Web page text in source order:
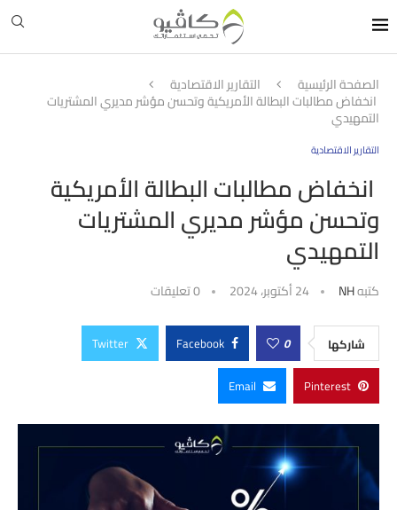
الصفحة الرئيسية التقارير الاقتصادية
انخفاض مطالبات البطالة الأمريكية وتحسن مؤشر مديري المشتريات
التمهيدي
التقارير الاقتصادية
انخفاض مطالبات البطالة الأمريكية
وتحسن مؤشر مديري المشتريات
التمهيدي
كتبهNH 24 أكتوبر، 2024 0 تعليقات
شاركها 0
Facebook
Twitter
Pinterest
Email